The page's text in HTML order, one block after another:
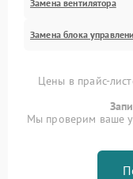
Замена вентилятора
Замена блока
Цены в прайс-
Мы проверим ваше